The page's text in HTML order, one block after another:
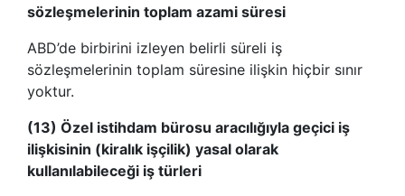
sözleşmelerinin toplam azami süresi
ABD’de birbirini izleyen belirli süreli iş
sözleşmelerinin toplam süresine ilişkin hiçbir sınır
yoktur.
(13) Özel istihdam bürosu aracılığıyla geçici iş
ilişkisinin (kiralık işçilik) yasal olarak
kullanılabileceği iş türleri